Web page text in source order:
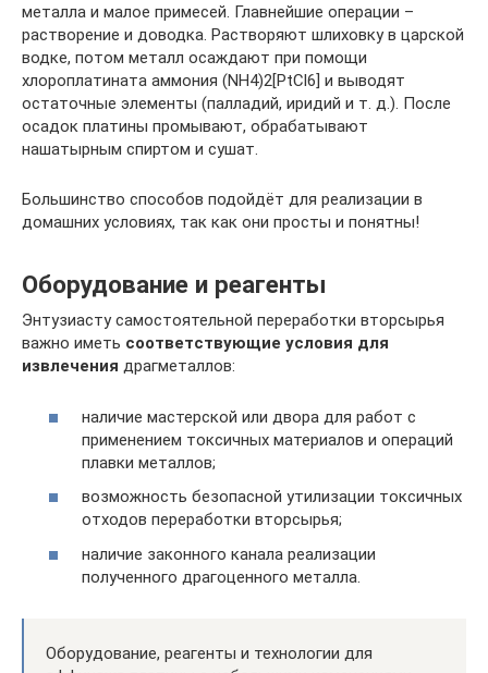
металла и малое примесей. Главнейшие операции –
растворение и доводка. Растворяют шлиховку в царской
водке, потом металл осаждают при помощи
хлороплатината аммония (NH4)2[PtCl6] и выводят
остаточные элементы (палладий, иридий и т. д.). После
осадок платины промывают, обрабатывают
нашатырным спиртом и сушат.
Большинство способов подойдёт для реализации в
домашних условиях, так как они просты и понятны!
Оборудование и реагенты
Энтузиасту самостоятельной переработки вторсырья
важно иметь соответствующие условия для
извлечения драгметаллов:
наличие мастерской или двора для работ с
применением токсичных материалов и операций
плавки металлов;
возможность безопасной утилизации токсичных
отходов переработки вторсырья;
наличие законного канала реализации
полученного драгоценного металла.
Оборудование, реагенты и технологии для